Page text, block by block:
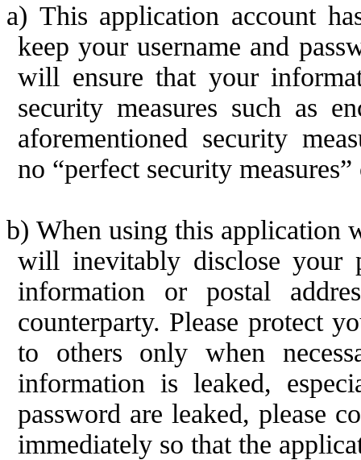
a) This application account
keep your username and
will ensure that your
security measures such as
aforementioned security
no “perfect security measures”
b) When using this application
will inevitably disclose your
information or postal
counterparty. Please protect
to others only when
information is leaked,
password are leaked, please
immediately so that the